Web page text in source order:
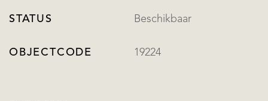
STATUS Beschikbaar
OBJECTCODE 19224